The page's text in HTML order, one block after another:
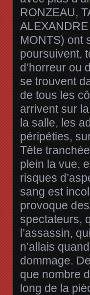
RONZEAU,
MONTS) ont
poursuivent,
d’horreur ou
se trouvent
de tous les
arrivent sur
la salle, les
péripéties,
Tête
plein la vue,
risques
sang est
provoque
spectateurs,
l’assassin,
n’allais
dommage.
que nombre
long de la